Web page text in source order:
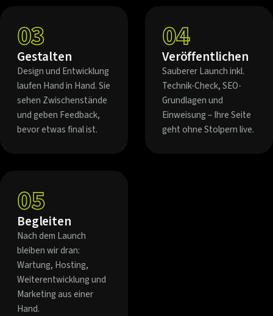
03
Gestalten
Design und Entwicklung
laufen Hand in Hand. Sie
sehen Zwischenstände
und geben Feedback,
bevor etwas final ist.
04
Veröffentlichen
Sauberer Launch inkl.
Technik-Check, SEO-
Grundlagen und
Einweisung – Ihre Seite
geht ohne Stolpern live.
05
Begleiten
Nach dem Launch
bleiben wir dran:
Wartung, Hosting,
Weiterentwicklung und
Marketing aus einer
Hand.